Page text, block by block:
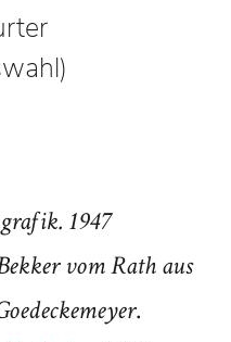
1947
vom Rath aus
.